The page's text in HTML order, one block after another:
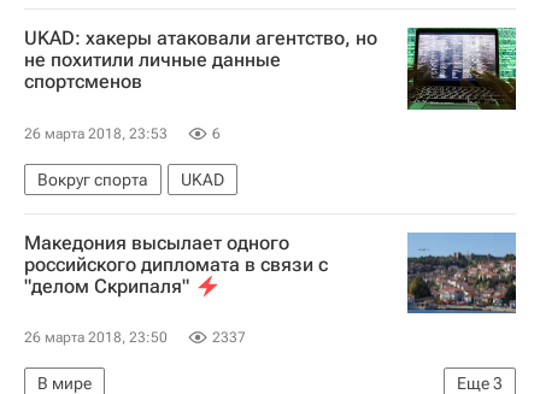
UKAD: хакеры атаковали агентство, но
не похитили личные данные
спортсменов
26 марта 2018, 23:53 6
Вокруг спорта UKAD
Македония высылает одного
российского дипломата в связи с
"делом Скрипаля"
26 марта 2018, 23:50 2337
Еще3
В мире